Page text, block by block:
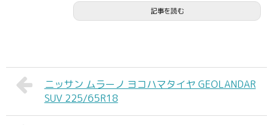
記事を読む
ニッサン ムラーノ ヨコハマタイヤ GEOLANDAR
SUV 225/65R18